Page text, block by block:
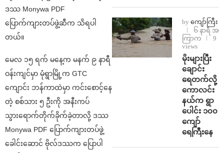
ဒဿ Monywa PDF
ပြောက်ကျားတပ်ဖွဲ့ဆီက သိရပါ
တယ်။
မေလ ၁၅ ရက် မနေ့က မနက် ၉ နာရီ
ဝန်းကျင်မှာ မုံရွာမြို့က GTC
ကျောင်း ဘန်ကာထဲမှာ ကင်းစောင့်နေ
တဲ့ စစ်သား ၅ ဦးကို အနီးကပ်
သွားရောက်တိုက်ခိုက်ခဲ့တာလို့ ဒဿ
Monywa PDF ပြောက်ကျားတပ်ဖွဲ့
ခေါင်းဆောင် ဗိုလ်ဒဿက ပြောပါ
by ကျော်ကြီး
၆ နာရီ အ
ကြာက
9
views
⁨မိုးများပြီး
ချောင်း
ရေတက်လို့
ကောလင်း
နယ်က ရွာ
ပေါင်း ၁၀၀
ကျော်
ရေကြီးနေ